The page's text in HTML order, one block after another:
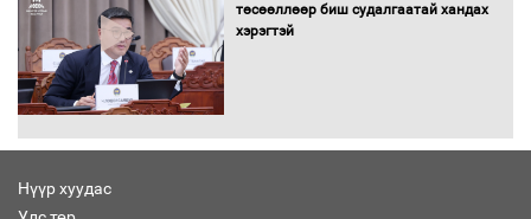
төсөөллөөр биш судалгаатай хандах
хэрэгтэй
Нүүр хуудас